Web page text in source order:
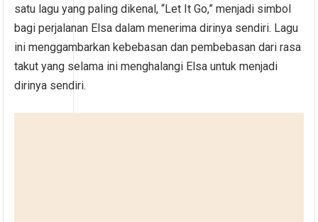
satu lagu yang paling dikenal, “Let It Go,” menjadi simbol
bagi perjalanan Elsa dalam menerima dirinya sendiri. Lagu
ini menggambarkan kebebasan dan pembebasan dari rasa
takut yang selama ini menghalangi Elsa untuk menjadi
dirinya sendiri.